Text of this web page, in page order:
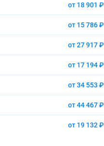
от 18 901 ₽
от 15 786 ₽
от 27 917 ₽
от 17 194 ₽
от 34 553 ₽
от 44 467 ₽
от 19 132 ₽